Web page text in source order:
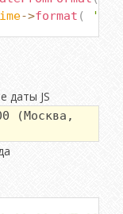
->format ( 'Y-
даты JS
(Москва,